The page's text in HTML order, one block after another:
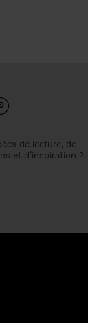
de lecture, de
et d’inspiration ?